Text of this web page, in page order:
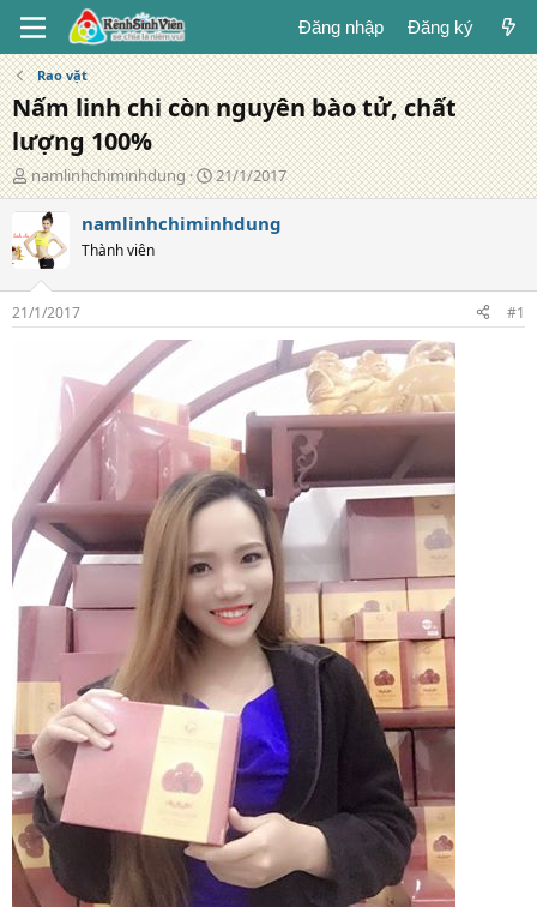
Đăng nhập Đăng ký
Rao vặt
Nấm linh chi còn nguyên bào tử, chất
lượng 100%
T
á
c
g
i
ả
namlinhchiminhdung
N
g
à
g
21/1/2017
namlinhchiminhdung
Thành viên
21/1/2017 #1